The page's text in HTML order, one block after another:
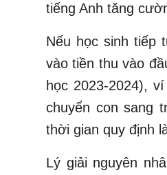
tiếng Anh tăng
Nếu học sinh tiếp
vào tiền thu vào
học 2023-2024),
chuyển con sang
thời gian quy định
Lý giải nguyên